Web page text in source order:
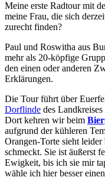
Meine erste Radtour mit
meine Frau, die sich
zurecht finden?
Paul und Roswitha aus
mehr als 20-köpfige
den einen oder anderen
Erklärungen.
Die Tour führt über
Dorflinde des
Dort kehren wir beim
aufgrund der kühleren
Orangen-Torte sieht leider
schmeckt. Sie ist äußerst
Ewigkeit, bis ich sie mir
wähle ich hier besser